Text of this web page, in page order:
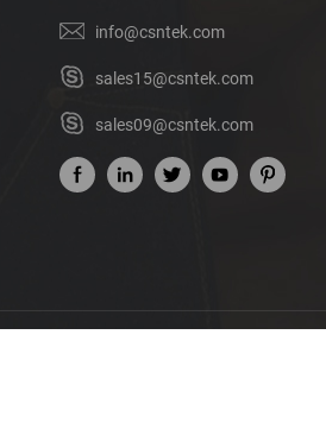
info@csntek.com
sales15@csntek.com
sales09@csntek.com